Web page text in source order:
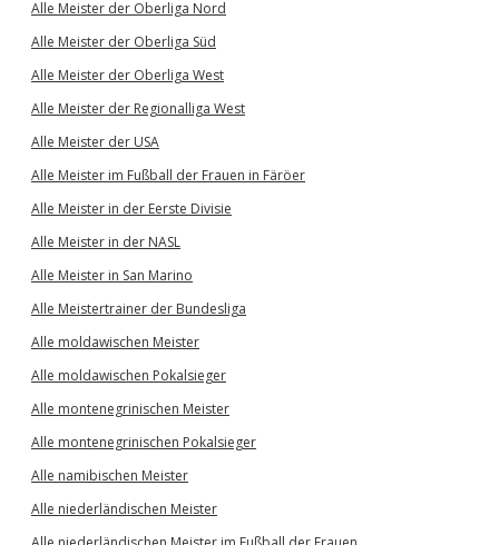
Alle Meister der Oberliga Nord
Alle Meister der Oberliga Süd
Alle Meister der Oberliga West
Alle Meister der Regionalliga West
Alle Meister der USA
Alle Meister im Fußball der Frauen in Färöer
Alle Meister in der Eerste Divisie
Alle Meister in der NASL
Alle Meister in San Marino
Alle Meistertrainer der Bundesliga
Alle moldawischen Meister
Alle moldawischen Pokalsieger
Alle montenegrinischen Meister
Alle montenegrinischen Pokalsieger
Alle namibischen Meister
Alle niederländischen Meister